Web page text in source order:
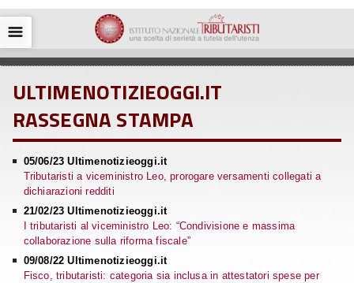
☰
ULTIMENOTIZIEOGGI.IT
RASSEGNA STAMPA
05/06/23 Ultimenotizieoggi.it
Tributaristi a viceministro Leo, prorogare versamenti collegati a
dichiarazioni redditi
21/02/23 Ultimenotizieoggi.it
I tributaristi al viceministro Leo: “Condivisione e massima
collaborazione sulla riforma fiscale”
09/08/22 Ultimenotizieoggi.it
Fisco, tributaristi: categoria sia inclusa in attestatori spese per